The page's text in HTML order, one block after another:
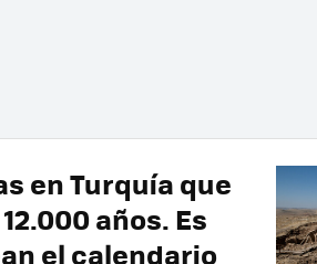
en Turquía que
años. Es
el calendario